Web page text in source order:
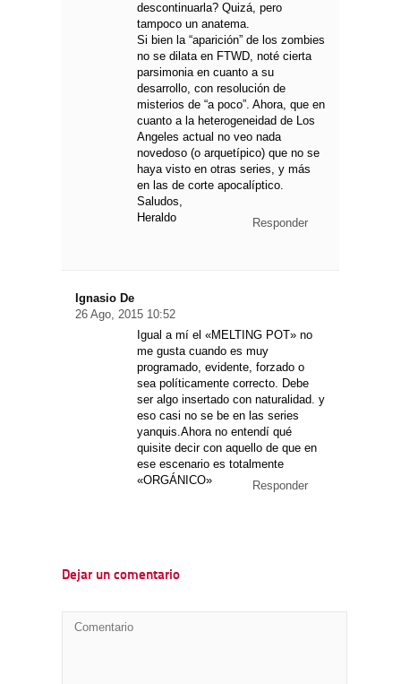
descontinuarla? Quizá, pero
tampoco un anatema.
Si bien la “aparición” de los zombies
no se dilata en FTWD, noté cierta
parsimonia en cuanto a su
desarrollo, con resolución de
misterios de “a poco”. Ahora, que en
cuanto a la heterogeneidad de Los
Angeles actual no veo nada
novedoso (o arquetípico) que no se
haya visto en otras series, y más
en las de corte apocalíptico.
Saludos,
Heraldo
Responder
Ignasio De
26 Ago, 2015 10:52
Igual a mí el «MELTING POT» no
me gusta cuando es muy
programado, evidente, forzado o
sea políticamente correcto. Debe
ser algo insertado con naturalidad. y
eso casi no se be en las series
yanquis.Ahora no entendí qué
quisite decir con aquello de que en
ese escenario es totalmente
«ORGÁNICO»
Responder
Dejar un comentario